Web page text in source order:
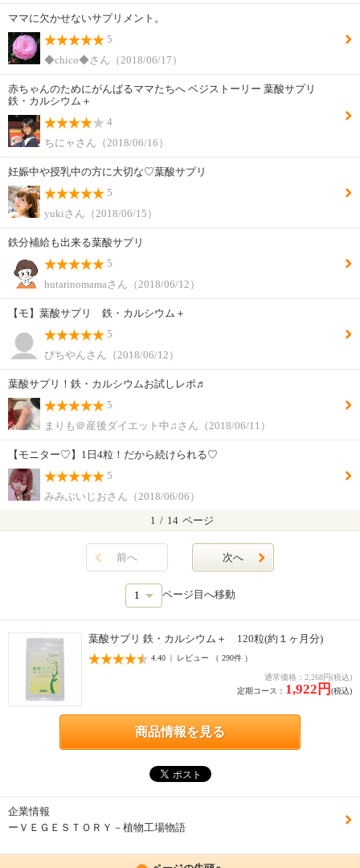
ママに欠かせないサプリメント。
5
◆chico◆さん（2018/06/17）
赤ちゃんのためにがんばるママたちへ ベジストーリー 葉酸サプリ
鉄・カルシウム＋
4
ちにャさん（2018/06/16）
妊娠中や授乳中の方に大切な♡葉酸サプリ
5
yukiさん（2018/06/15）
鉄分補給も出来る葉酸サプリ
5
hutarinomamaさん（2018/06/12）
【モ】葉酸サプリ 鉄・カルシウム＋
5
ぴちやんさん（2018/06/12）
葉酸サプリ！鉄・カルシウムお試しレポ♬
5
まりも＠産後ダイエット中♫さん（2018/06/11）
【モニター♡】1日4粒！だから続けられる♡
5
みみぶいじおさん（2018/06/06）
1 / 14 ページ
前へ 次へ
ページ目へ移動
葉酸サプリ 鉄・カルシウム＋ 120粒(約１ヶ月分)
4.40 | レビュー （ 290件 ）
通常価格：2,268円(税込)
定期コース： 1,922円 (税込)
商品情報を見る
企業情報
ーＶＥＧＥＳＴＯＲＹ－植物工場物語